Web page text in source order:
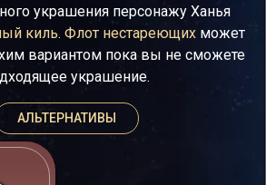
украшения персонажу Ханья
киль. Флот нестареющих может
вариантом пока вы не сможете
украшение.
АЛЬТЕРНАТИВЫ